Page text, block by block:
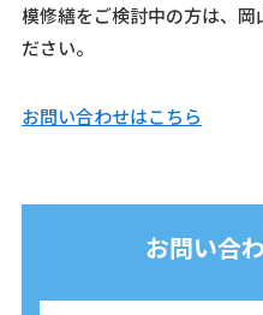
模修繕をご検討中の方は、
ださい。
お問い合わせはこちら
お問い合